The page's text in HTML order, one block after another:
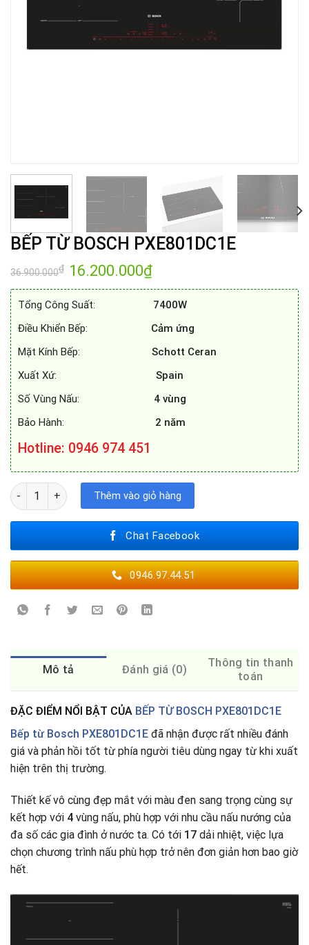
BẾP TỪ BOSCH PXE801DC1E
36.900.000₫ Giá
gốc
là:
36.900.000₫.
16.200.000₫Giá
tại
16.200.000₫.
Tổng Công Suất:
7400W
Điều Khiển Bếp: Cảm ứng
Mặt Kính Bếp: Schott Ceran
Xuất Xứ: Spain
Số Vùng Nấu: 4 vùng
Bảo Hành: 2 năm
Hotline: 0946 974 451
BẾP TỪ BOSCH PXE801DC1E số lượng
Thêm vào giỏ hàng
Chat Facebook
0946.97.44.51
Mô tả Đánh giá (0)
Thông tin thanh
toán
ĐẶC ĐIỂM NỔI BẬT CỦA BẾP TỪ BOSCH PXE801DC1E
Bếp từ Bosch PXE801DC1E đã nhận được rất nhiều đánh
giá và phản hồi tốt từ phía người tiêu dùng ngay từ khi xuất
hiện trên thị trường.
Thiết kế vô cùng đẹp mắt với màu đen sang trọng cùng sự
kết hợp với 4 vùng nấu, phù hợp với nhu cầu nấu nướng của
đa số các gia đình ở nước ta. Có tới 17 dải nhiệt, việc lựa
chọn chương trình nấu phù hợp trở nên đơn giản hơn bao giờ
hết.